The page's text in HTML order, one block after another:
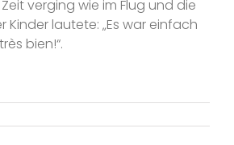
verging wie im Flug und die
Kinder lautete: „Es war einfach
bien!“.